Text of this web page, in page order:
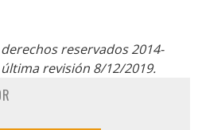
reservados 2014-
revisión 8/12/2019.